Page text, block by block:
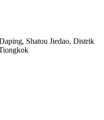
Shatou Jiedao, Distrik